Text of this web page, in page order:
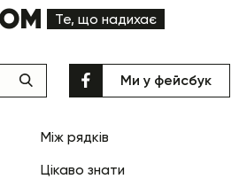
Те, що надихає
Між рядків
Цікаво знати
Ми у фейсбук